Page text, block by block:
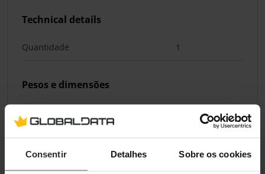
Consentir Detalhes Sobre os cookies
Technical details
Quantidade 1
Pesos e dimensões
152 mm